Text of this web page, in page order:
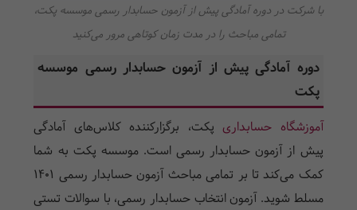
با شرکت در دوره آمادگی پیش از آزمون حسابدار رسمی موسسه پکت،
تمامی مباحث را در مدت زمان کوتاهی مرور می‌کنید
دوره آمادگی پیش از آزمون حسابدار رسمی موسسه
پکت
آموزشگاه حسابداریپکت، برگزارکننده کلاس‌های آمادگی
پیش از آزمون حسابدار رسمی است. موسسه پکت به شما
کمک می‌کند تا بر تمامی مباحث آزمون حسابدار رسمی 1401
مسلط شوید. آزمون انتخاب حسابدار رسمی، با سوالات تستی